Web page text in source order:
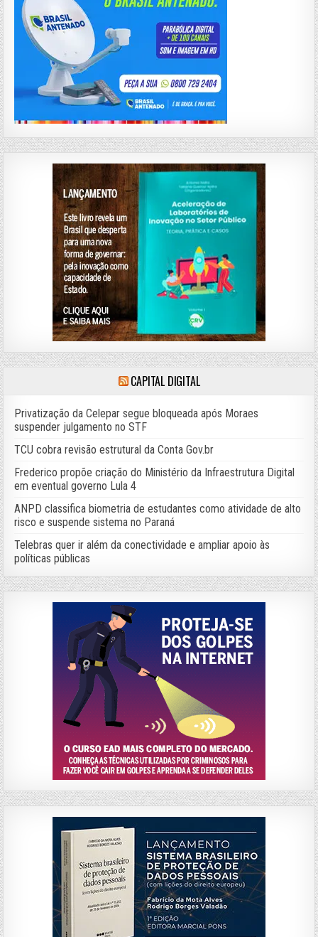
CAPITAL DIGITAL
Privatização da Celepar segue bloqueada após Moraes
suspender julgamento no STF
TCU cobra revisão estrutural da Conta Gov.br
Frederico propõe criação do Ministério da Infraestrutura Digital
em eventual governo Lula 4
ANPD classifica biometria de estudantes como atividade de alto
risco e suspende sistema no Paraná
Telebras quer ir além da conectividade e ampliar apoio às
políticas públicas